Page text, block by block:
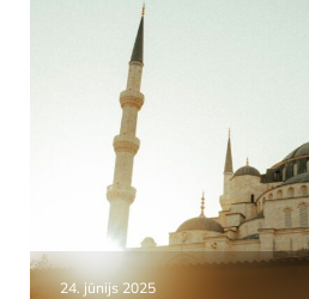
24. jūnijs 2025